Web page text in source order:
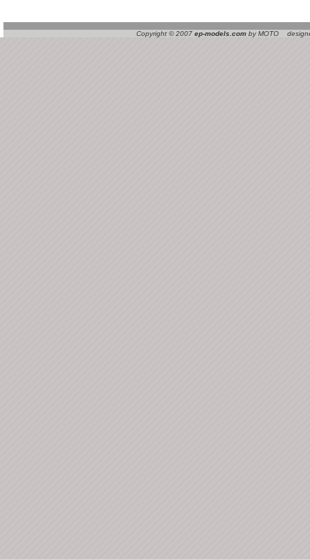
Copyright © 2007 ep-models.com by MOTO